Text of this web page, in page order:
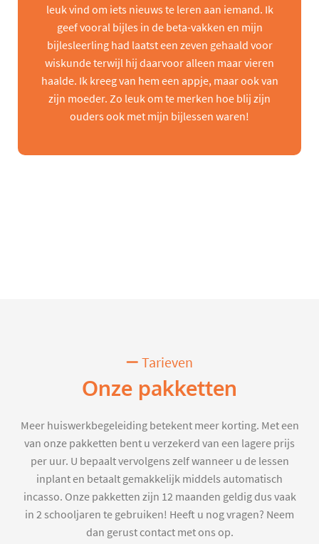
leuk vind om iets nieuws te leren aan iemand. Ik
geef vooral bijles in de beta-vakken en mijn
bijlesleerling had laatst een zeven gehaald voor
wiskunde terwijl hij daarvoor alleen maar vieren
haalde. Ik kreeg van hem een appje, maar ook van
zijn moeder. Zo leuk om te merken hoe blij zijn
ouders ook met mijn bijlessen waren!
Tarieven
Onze pakketten
Meer huiswerkbegeleiding betekent meer korting. Met een
van onze pakketten bent u verzekerd van een lagere prijs
per uur. U bepaalt vervolgens zelf wanneer u de lessen
inplant en betaalt gemakkelijk middels automatisch
incasso. Onze pakketten zijn 12 maanden geldig dus vaak
in 2 schooljaren te gebruiken! Heeft u nog vragen? Neem
dan gerust contact met ons op.